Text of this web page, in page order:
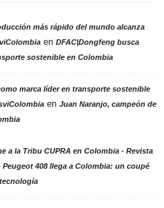
más rápido del mundo alcanza
en DFAC|Dongfeng busca
sostenible en Colombia
marca líder en transporte sostenible
en Juan Naranjo, campeón de
a la Tribu CUPRA en Colombia - Revista
Peugeot 408 llega a Colombia: un coupé